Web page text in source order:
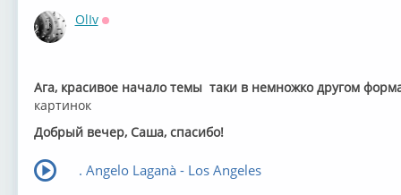
OlIv
Ага, красивое начало темы таки в немножко другом
картинок
Добрый вечер, Саша, спасибо!
. Angelo Laganà - Los Angeles